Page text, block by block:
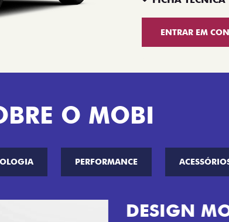
ENTRAR EM
O MOBI
PERFORMANCE
CINCO